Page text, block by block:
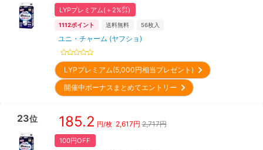
LYPプレミアム(＋2%㌽)
1112ポイント 送料無料 56枚入
ユニ・チャーム (ヤフショ)
LYPプレミアム(5,000円相当プレゼント)
開催中ボーナスまとめてエントリー
23位 185.2 円/枚 2,617円 2,717円
100円OFF